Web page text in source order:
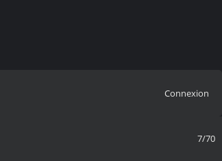
Connexion
7/70